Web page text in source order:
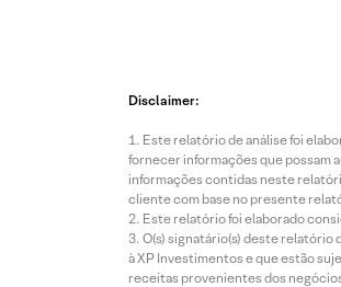
Disclaimer:
Este relatório de análise foi
fornecer informações que possam
informações contidas neste
cliente com base no presente
Este relatório foi elaborado
O(s) signatário(s) deste relatório
à XP Investimentos e que estão
receitas provenientes dos